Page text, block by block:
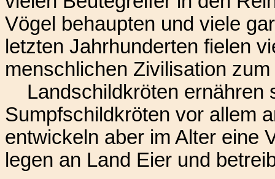
Vögel behaupten und viele
letzten Jahrhunderten fielen
menschlichen Zivilisation zum
Landschildkröten ernähren
Sumpfschildkröten vor allem
entwickeln aber im Alter eine
legen an Land Eier und